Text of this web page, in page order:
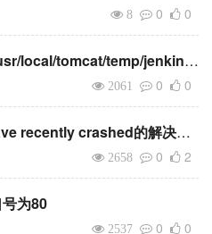
8 0 0
jenkins使用npm编译报错/usr/local/tomcat/temp/jenkins2526876756368052376.sh: line 3: npm: command not found的解决办法
2061 0 0
ceph集群报错daemons have recently crashed的解决办法
2658 0 2
为80
2537 0 0